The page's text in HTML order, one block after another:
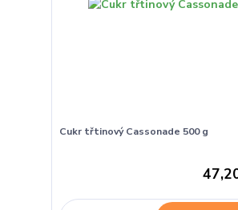
Cukr třtinový Cassonade 500 g